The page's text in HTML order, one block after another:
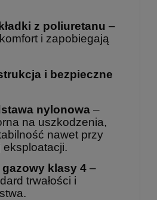
z poliuretanu –
i zapobiegają
i bezpieczne
nylonowa –
na uszkodzenia,
nawet przy
eksploatacji.
klasy 4 –
trwałości i